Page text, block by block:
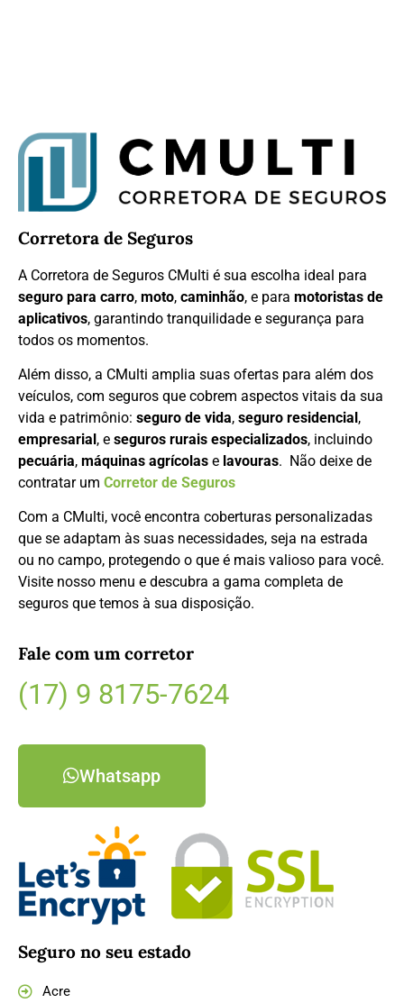
Corretora de Seguros
A Corretora de Seguros CMulti é sua escolha ideal para
seguro para carro, moto, caminhão, e para motoristas de
aplicativos, garantindo tranquilidade e segurança para
todos os momentos.
Além disso, a CMulti amplia suas ofertas para além dos
veículos, com seguros que cobrem aspectos vitais da sua
vida e patrimônio: seguro de vida, seguro residencial,
empresarial, e seguros rurais especializados, incluindo
pecuária, máquinas agrícolas e lavouras. Não deixe de
contratar um Corretor de Seguros
Com a CMulti, você encontra coberturas personalizadas
que se adaptam às suas necessidades, seja na estrada
ou no campo, protegendo o que é mais valioso para você.
Visite nosso menu e descubra a gama completa de
seguros que temos à sua disposição.
Fale com um corretor
(17) 9 8175-7624
Whatsapp
Seguro no seu estado
Acre